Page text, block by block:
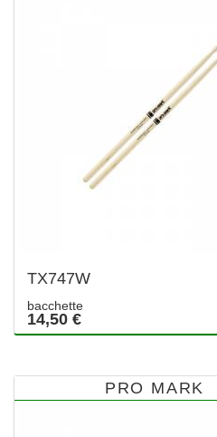
TX747W
bacchette
14,50 €
PRO MARK